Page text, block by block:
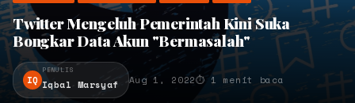
Twitter Mengeluh Pemerintah Kini Suka
Bongkar Data Akun "Bermasalah"
IQ
PENULIS
Iqbal Marsyaf Aug 1, 2022⏱ 1 menit baca